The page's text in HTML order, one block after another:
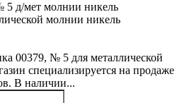
молнии никель
00379, № 5 для металлической
специализируется на продаже
В наличии...